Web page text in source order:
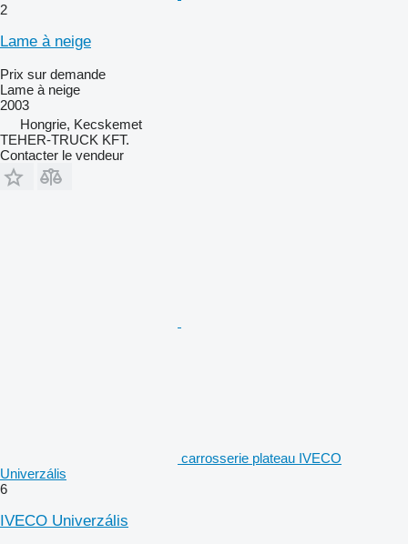
2
Lame à neige
Prix sur demande
Lame à neige
2003
Hongrie, Kecskemet
TEHER-TRUCK KFT.
Contacter le vendeur
carrosserie plateau IVECO
Univerzális
6
IVECO Univerzális